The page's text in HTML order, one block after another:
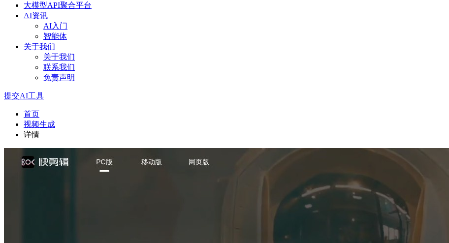
大模型API聚合平台
AI资讯
AI入门
智能体
关于我们
关于我们
联系我们
免责声明
提交AI工具
首页
视频生成
详情